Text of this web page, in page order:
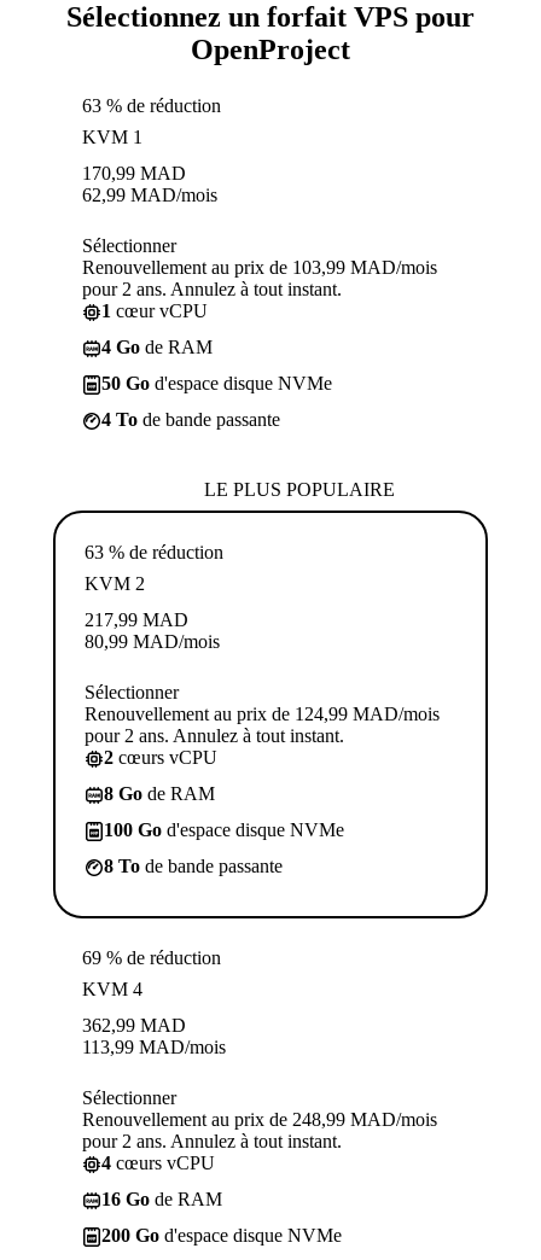
Sélectionnez un forfait VPS pour
OpenProject
63 % de réduction
KVM 1
170,99 MAD
62,99 MAD/mois
Sélectionner
Renouvellement au prix de 103,99 MAD/mois
pour 2 ans. Annulez à tout instant.
1 cœur vCPU
4 Go de RAM
50 Go d'espace disque NVMe
4 To de bande passante
LE PLUS POPULAIRE
63 % de réduction
KVM 2
217,99 MAD
80,99 MAD/mois
Sélectionner
Renouvellement au prix de 124,99 MAD/mois
pour 2 ans. Annulez à tout instant.
2 cœurs vCPU
8 Go de RAM
100 Go d'espace disque NVMe
8 To de bande passante
69 % de réduction
KVM 4
362,99 MAD
113,99 MAD/mois
Sélectionner
Renouvellement au prix de 248,99 MAD/mois
pour 2 ans. Annulez à tout instant.
4 cœurs vCPU
16 Go de RAM
200 Go d'espace disque NVMe